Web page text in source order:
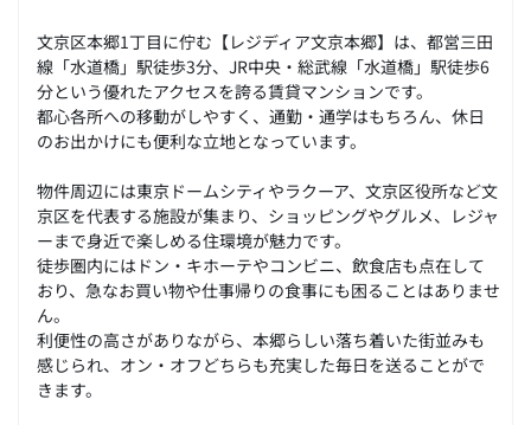
文京区本郷1丁目に佇む【レジディア文京本郷】は、都営三田
線「水道橋」駅徒歩3分、JR中央・総武線「水道橋」駅徒歩6
分という優れたアクセスを誇る賃貸マンションです。
都心各所への移動がしやすく、通勤・通学はもちろん、休日
のお出かけにも便利な立地となっています。
物件周辺には東京ドームシティやラクーア、文京区役所など文
京区を代表する施設が集まり、ショッピングやグルメ、レジャ
ーまで身近で楽しめる住環境が魅力です。
徒歩圏内にはドン・キホーテやコンビニ、飲食店も点在して
おり、急なお買い物や仕事帰りの食事にも困ることはありませ
ん。
利便性の高さがありながら、本郷らしい落ち着いた街並みも
感じられ、オン・オフどちらも充実した毎日を送ることがで
きます。